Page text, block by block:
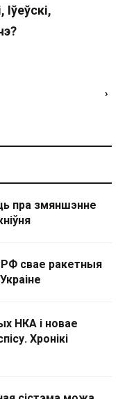
›
пра змяншэнне
РФ свае ракетныя
НКА і новае
Хронікі